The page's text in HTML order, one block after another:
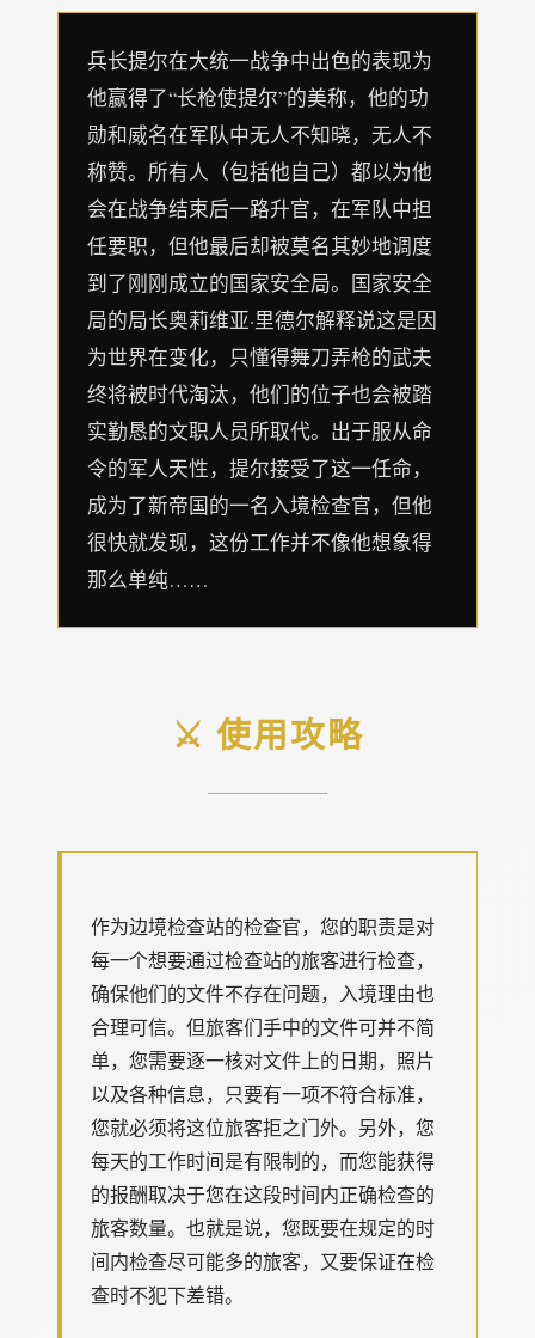
兵长提尔在大统一战争中出色的表现为
他赢得了“长枪使提尔”的美称，他的功
勋和威名在军队中无人不知晓，无人不
称赞。所有人（包括他自己）都以为他
会在战争结束后一路升官，在军队中担
任要职，但他最后却被莫名其妙地调度
到了刚刚成立的国家安全局。国家安全
局的局长奥莉维亚·里德尔解释说这是因
为世界在变化，只懂得舞刀弄枪的武夫
终将被时代淘汰，他们的位子也会被踏
实勤恳的文职人员所取代。出于服从命
令的军人天性，提尔接受了这一任命，
成为了新帝国的一名入境检查官，但他
很快就发现，这份工作并不像他想象得
那么单纯……
⚔️ 使用攻略
作为边境检查站的检查官，您的职责是对
每一个想要通过检查站的旅客进行检查，
确保他们的文件不存在问题，入境理由也
合理可信。但旅客们手中的文件可并不简
单，您需要逐一核对文件上的日期，照片
以及各种信息，只要有一项不符合标准，
您就必须将这位旅客拒之门外。另外，您
每天的工作时间是有限制的，而您能获得
的报酬取决于您在这段时间内正确检查的
旅客数量。也就是说，您既要在规定的时
间内检查尽可能多的旅客，又要保证在检
查时不犯下差错。